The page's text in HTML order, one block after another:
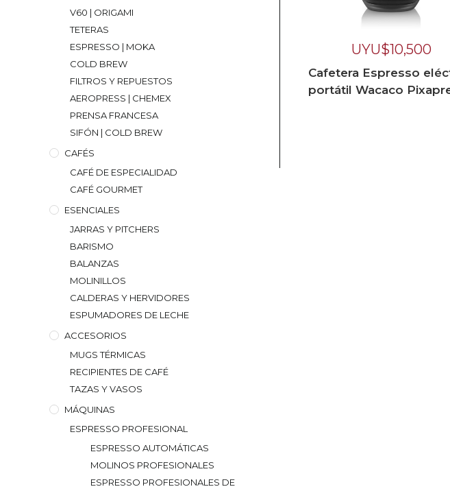
UYU$10,500
Cafetera Espresso
portátil Wacaco
V60 | ORIGAMI
TETERAS
ESPRESSO | MOKA
COLD BREW
FILTROS Y REPUESTOS
AEROPRESS | CHEMEX
PRENSA FRANCESA
SIFÓN | COLD BREW
CAFÉS
CAFÉ DE ESPECIALIDAD
CAFÉ GOURMET
ESENCIALES
JARRAS Y PITCHERS
BARISMO
BALANZAS
MOLINILLOS
CALDERAS Y HERVIDORES
ESPUMADORES DE LECHE
ACCESORIOS
MUGS TÉRMICAS
RECIPIENTES DE CAFÉ
TAZAS Y VASOS
MÁQUINAS
ESPRESSO PROFESIONAL
ESPRESSO AUTOMÁTICAS
MOLINOS PROFESIONALES
ESPRESSO PROFESIONALES DE